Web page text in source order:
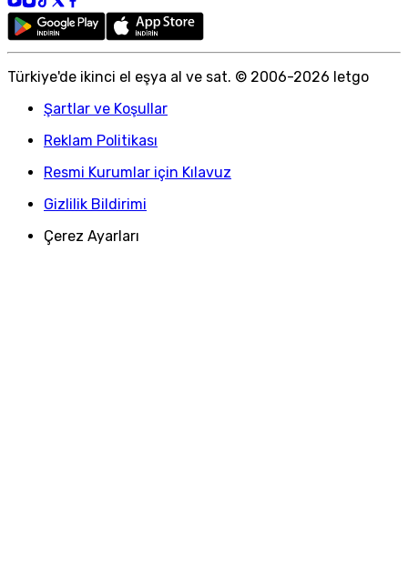
Türkiye'de ikinci el eşya al ve sat. © 2006-2026 letgo
Şartlar ve Koşullar
Reklam Politikası
Resmi Kurumlar için Kılavuz
Gizlilik Bildirimi
Çerez Ayarları